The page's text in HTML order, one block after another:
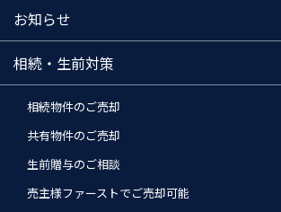
お知らせ
相続・生前対策
相続物件のご売却
共有物件のご売却
生前贈与のご相談
売主様ファーストでご売却可能